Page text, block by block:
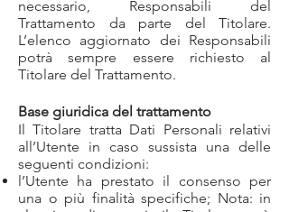
necessario, Responsabili del
Trattamento da parte del Titolare.
L’elenco aggiornato dei Responsabili
potrà sempre essere richiesto al
Titolare del Trattamento.
Base giuridica del trattamento
Il Titolare tratta Dati Personali relativi
all’Utente in caso sussista una delle
seguenti condizioni:
l’Utente ha prestato il consenso per
una o più finalità specifiche; Nota: in